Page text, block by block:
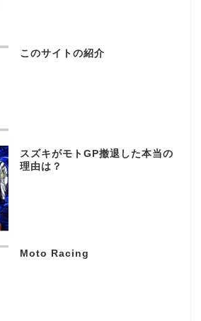
このサイトの紹介
スズキがモトGP撤退した本当の
理由は？
Moto Racing